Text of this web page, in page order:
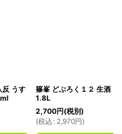
反 うす
篠峯 どぶろく１２ 生酒
1.8L
2,700円(税別)
(税込 : 2,970円)